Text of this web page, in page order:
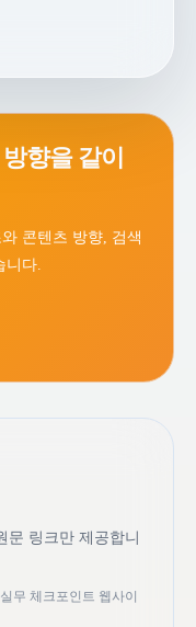
향을 같이
콘텐츠 방향, 검색
니다.
문 링크만 제공합니
무 체크포인트 웹사이